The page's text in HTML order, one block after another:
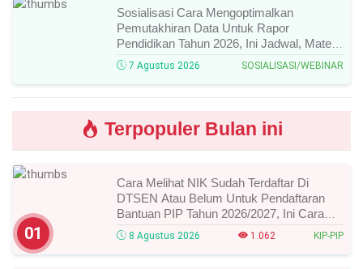
Sosialisasi Cara Mengoptimalkan
Pemutakhiran Data Untuk Rapor
Pendidikan Tahun 2026, Ini Jadwal, Materi,
Narasumber, Dan Link Mengikutinya!
7 Agustus 2026 SOSIALISASI/WEBINAR
Terpopuler Bulan ini
01
Cara Melihat NIK Sudah Terdaftar Di
DTSEN Atau Belum Untuk Pendaftaran
Bantuan PIP Tahun 2026/2027, Ini Cara
Cek Dan Syarat Perubahan Desil!
8 Agustus 2026 1.062 KIP-PIP